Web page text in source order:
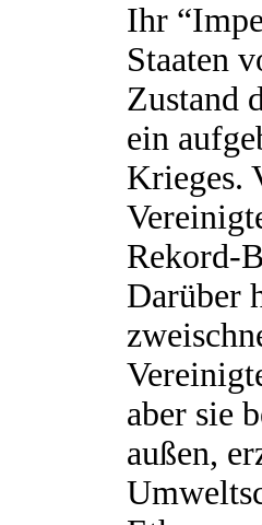
Ihr
Staaten
Zustand
ein
Krieges.
Rekord-
Darüber
aber sie
außen,